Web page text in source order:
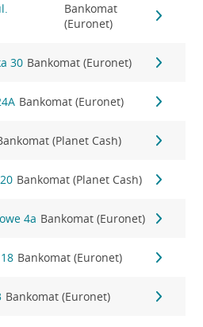
Bankomat
(Euronet)
30 Bankomat (Euronet)
Bankomat (Euronet)
(Planet Cash)
Bankomat (Planet Cash)
4a Bankomat (Euronet)
Bankomat (Euronet)
Bankomat (Euronet)